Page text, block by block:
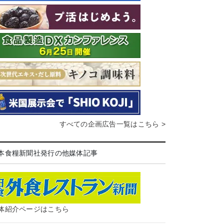
すべての企画広告一覧はこちら >
食糧新聞社発行の他媒体記事
紹介ページはこちら